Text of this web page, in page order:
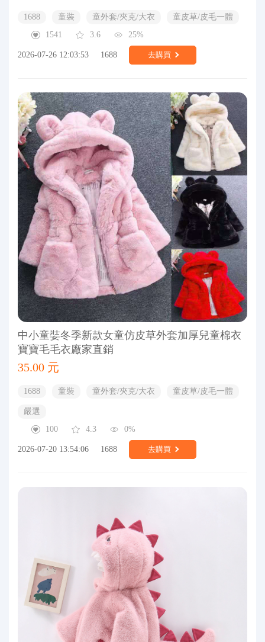
1688 童裝 童外套/夾克/大衣
童皮草/皮毛一體
1541
3.6 25%
2026-07-26 12:03:53 1688 去購買
中小童娤冬季新款女童仿皮草外套加厚兒童棉衣
寶寶毛毛衣廠家直銷
35.00 元
1688 童裝 童外套/夾克/大衣 童皮草/皮毛一體
嚴選
100
4.3 0%
2026-07-20 13:54:06 1688 去購買